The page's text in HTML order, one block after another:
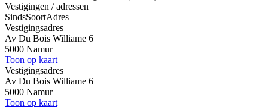
Vestigingen / adressen
SindsSoortAdres
Vestigingsadres
Av Du Bois Williame 6
5000 Namur
Toon op kaart
Vestigingsadres
Av Du Bois Williame 6
5000 Namur
Toon op kaart